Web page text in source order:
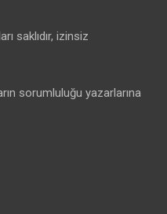
saklıdır, izinsiz
sorumluluğu yazarlarına